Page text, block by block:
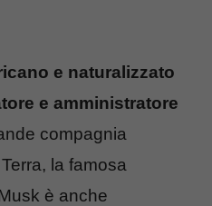
e naturalizzato
e amministratore
compagnia
la famosa
è anche